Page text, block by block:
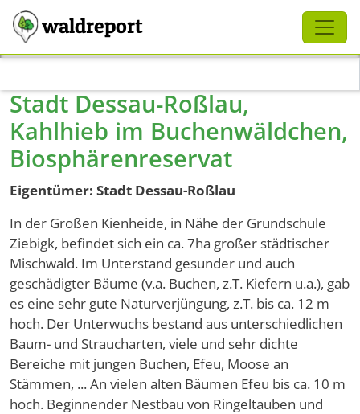
waldreport
Stadt Dessau-Roßlau,
Kahlhieb im Buchenwäldchen,
Biosphärenreservat
Eigentümer: Stadt Dessau-Roßlau
In der Großen Kienheide, in Nähe der Grundschule
Ziebigk, befindet sich ein ca. 7ha großer städtischer
Mischwald. Im Unterstand gesunder und auch
geschädigter Bäume (v.a. Buchen, z.T. Kiefern u.a.), gab
es eine sehr gute Naturverjüngung, z.T. bis ca. 12 m
hoch. Der Unterwuchs bestand aus unterschiedlichen
Baum- und Straucharten, viele und sehr dichte
Bereiche mit jungen Buchen, Efeu, Moose an
Stämmen, ... An vielen alten Bäumen Efeu bis ca. 10 m
hoch. Beginnender Nestbau von Ringeltauben und
Schliessen